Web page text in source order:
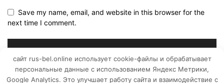
Save my name, email, and website in this browser for the
next time I comment.
сайт rus-bel.online использует cookie-файлы и обрабатывает
персональные данные с использованием Яндекс Метрики,
Google Analytics. Это улучшает работу сайта и взаимодействие с